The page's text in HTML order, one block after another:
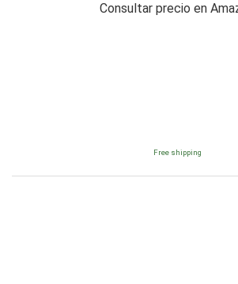
Consultar precio en
Free shipping